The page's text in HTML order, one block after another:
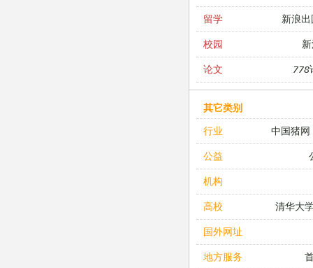
留学 新浪
校园
论文 778
其它类别
行业
中国猪网
公益
机构
高校 清华大
国外网址
地方服务